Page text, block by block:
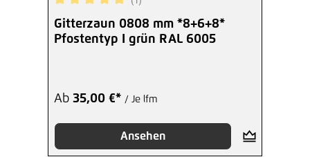
Durchschnittliche Bewertung von 5 von 5
Gitterzaun 0808 mm *8+6+8*
Pfostentyp I grün RAL 6005
Ab 35,00 €* / Je lfm
Ansehen